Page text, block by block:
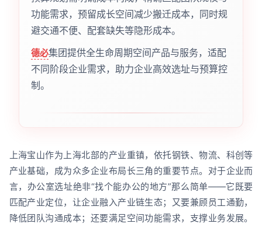
功能需求，预留成长空间减少搬迁成本，同时规
避交通不便、配套缺失等隐形成本。
德必集团提供全生命周期空间产品与服务，适配
不同阶段企业需求，助力企业高效选址与预算控
制。
上海宝山作为上海北部的产业重镇，依托钢铁、物流、科创等
产业基础，成为众多企业布局长三角的重要节点。对于企业而
言，办公室选址绝非“找个能办公的地方”那么简单——它既要
匹配产业定位，让企业融入产业链生态；又要兼顾员工通勤，
降低团队沟通成本；还要满足空间功能需求，支撑业务发展。